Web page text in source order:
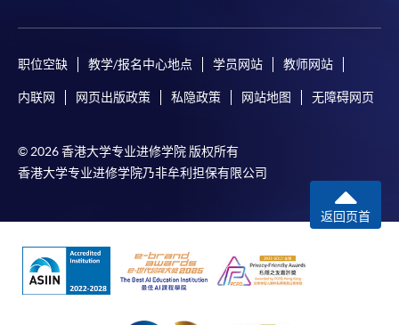
职位空缺 教学/报名中心地点 学员网站 教师网站
内联网 网页出版政策 私隐政策 网站地图 无障碍网页
© 2026 香港大学专业进修学院 版权所有
香港大学专业进修学院乃非牟利担保有限公司
返回页首